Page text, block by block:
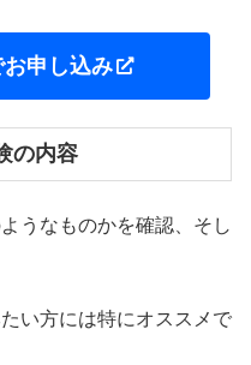
申し込み
の内容
うなものかを確認、そし
い方には特にオススメで